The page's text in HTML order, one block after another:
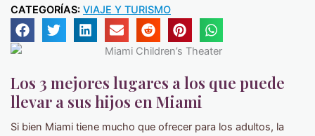
CATEGORÍAS: VIAJE Y TURISMO
Los 3 mejores lugares a los que puede
llevar a sus hijos en Miami
Si bien Miami tiene mucho que ofrecer para los adultos, la